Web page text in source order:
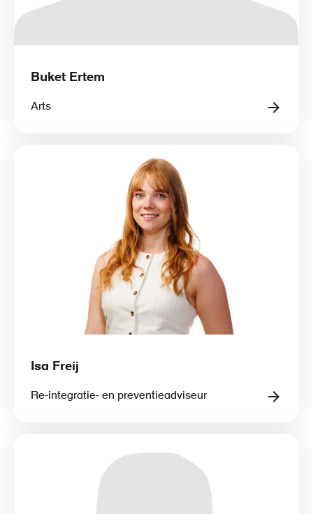
Buket Ertem
Arts
Isa Freij
Re-integratie- en preventieadviseur